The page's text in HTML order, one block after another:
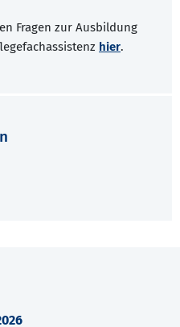
Fragen zur Ausbildung
hier.